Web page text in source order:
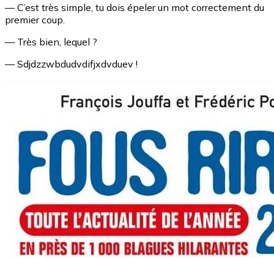
— C’est très simple, tu dois épeler un mot correctement du
premier coup.
— Très bien, lequel ?
— Sdjdzzwbdudvdifjxdvduev !